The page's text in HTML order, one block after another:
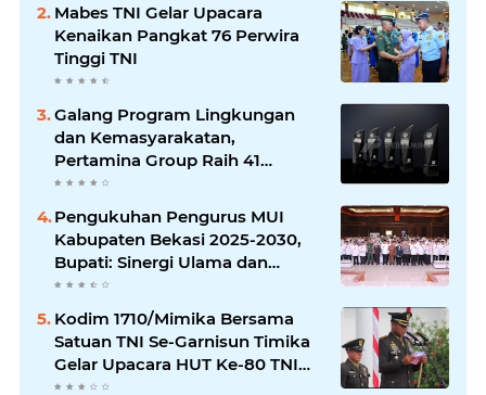
Nobar Final Piala Dunia 2026
Mabes TNI Gelar Upacara
Kenaikan Pangkat 76 Perwira
Tinggi TNI
Galang Program Lingkungan
dan Kemasyarakatan,
Pertamina Group Raih 41
Penghargaan CSR & ESG
Pengukuhan Pengurus MUI
Kabupaten Bekasi 2025-2030,
Bupati: Sinergi Ulama dan
Umara Sangat Diperlukan
Kodim 1710/Mimika Bersama
Satuan TNI Se-Garnisun Timika
Gelar Upacara HUT Ke-80 TNI
Tahun 2025